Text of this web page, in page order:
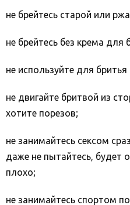
не брейтесь старой или
не брейтесь без крема для
не используйте для
не двигайте бритвой из
хотите порезов;
не занимайтесь сексом
даже не пытайтесь, будет
плохо;
не занимайтесь спортом